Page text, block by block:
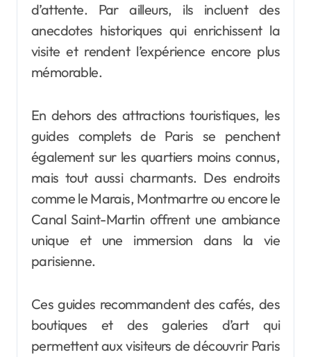
d’attente. Par ailleurs, ils incluent des
anecdotes historiques qui enrichissent la
visite et rendent l’expérience encore plus
mémorable.
En dehors des attractions touristiques, les
guides complets de Paris se penchent
également sur les quartiers moins connus,
mais tout aussi charmants. Des endroits
comme le Marais, Montmartre ou encore le
Canal Saint-Martin offrent une ambiance
unique et une immersion dans la vie
parisienne.
Ces guides recommandent des cafés, des
boutiques et des galeries d’art qui
permettent aux visiteurs de découvrir Paris